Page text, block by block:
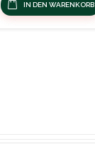
IN DEN WARENKORB